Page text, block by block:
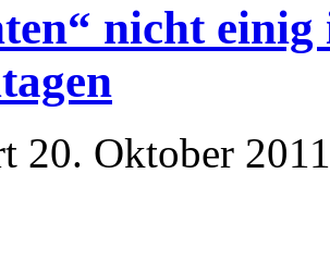
nicht
20. Oktober 2011